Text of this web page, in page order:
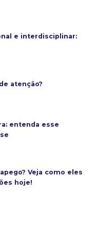
e interdisciplinar:
atenção?
entenda esse
Veja como eles
hoje!